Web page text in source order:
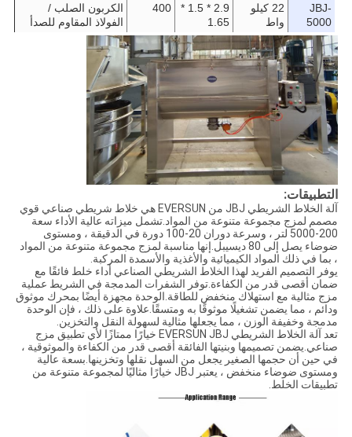
JBJ-
5000
22 كيلو
واط
2.9 * 1.5 *
1.65
400
الكربون الصلب /
الفولاذ المقاوم للصدأ
التطبيقات:
آلة الخلاط الشريطي JBJ من EVERSUN هي خلاط شريطي صناعي قوي
مصمم لمزج مجموعة متنوعة من المواد.تشمل ميزاته عالية الأداء سعة
200-5000 لتر ، وسرعة دوران 20-100 دورة في الدقيقة ، ومستوى
ضوضاء يصل إلى 80 ديسيبل.إنها مناسبة لمزج مجموعة متنوعة من المواد
، بما في ذلك المواد الكيميائية والأغذية والأسمدة المركبة.
يوفر التصميم الفريد لهذا الخلاط الشريطي الصناعي أداء خلط فائقًا مع
ضمان أقصى قدر من الكفاءة.توفر الشفرات المدمجة في الشريط عملية
مزج مثالية مع استهلاك منخفض للطاقة.الوحدة مجهزة أيضًا بمحرك موثوق
ودائم ، مما يضمن تشغيلًا موثوقًا به ومتسقًا.علاوة على ذلك ، فإن الوحدة
مدمجة وخفيفة الوزن ، مما يجعلها مثالية لسهولة النقل والتخزين.
تعد آلة الخلاط الشريطي EVERSUN JBJ خيارًا ممتازًا لأي تطبيق مزج
صناعي.يضمن تصميمها وبنيتها الفائقة أقصى قدر من الكفاءة والموثوقية ،
في حين أن حجمها الصغير يجعل من السهل نقلها وتخزينها.بسعة عالية
ومستوى ضوضاء منخفض ، يعتبر JBJ خيارًا مثاليًا لمجموعة متنوعة من
تطبيقات الخلط.